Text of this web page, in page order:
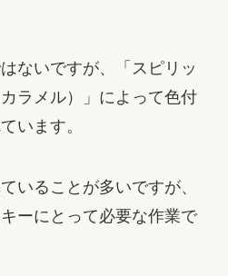
ないですが、「スピリッ
ラメル）」によって色付
います。
いることが多いですが、
ーにとって必要な作業で